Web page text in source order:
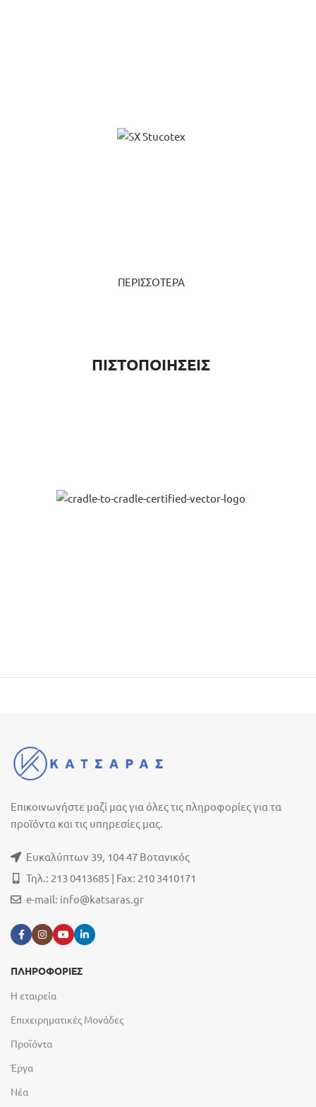
ΠΕΡΙΣΣΟΤΕΡΑ
ΠΙΣΤΟΠΟΙΗΣΕΙΣ
Επικοινωνήστε μαζί μας για όλες τις πληροφορίες για τα
προϊόντα και τις υπηρεσίες μας.
Ευκαλύπτων 39, 104 47 Βοτανικός
Τηλ.: 213 0413685 | Fax: 210 3410171
e-mail: info@katsaras.gr
ΠΛΗΡΟΦΟΡΙΕΣ
Η εταιρεία
Επιχειρηματικές Μονάδες
Προϊόντα
Έργα
Νέα